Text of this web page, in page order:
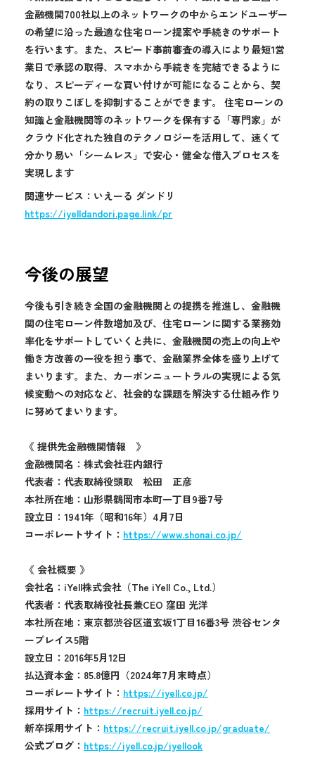
金融機関700社以上のネットワークの中からエンドユーザー
の希望に沿った最適な住宅ローン提案や手続きのサポート
を行います。また、スピード事前審査の導入により最短1営
業日で承認の取得、スマホから手続きを完結できるように
なり、スピーディーな買い付けが可能になることから、契
約の取りこぼしを抑制することができます。 住宅ローンの
知識と金融機関等のネットワークを保有する「専門家」が
クラウド化された独自のテクノロジーを活用して、速くて
分かり易い「シームレス」で安心・健全な借入プロセスを
実現します
関連サービス：いえーる ダンドリ
https://iyelldandori.page.link/pr
今後の展望
今後も引き続き全国の金融機関との提携を推進し、金融機
関の住宅ローン件数増加及び、住宅ローンに関する業務効
率化をサポートしていくと共に、金融機関の売上の向上や
働き方改善の一役を担う事で、金融業界全体を盛り上げて
まいります。また、カーボンニュートラルの実現による気
候変動への対応など、社会的な課題を解決する仕組み作り
に努めてまいります。
《 提供先金融機関情報 》
金融機関名：株式会社荘内銀行
代表者：代表取締役頭取 松田 正彦
本社所在地：山形県鶴岡市本町一丁目9番7号
設立日：1941年（昭和16年）4月7日
コーポレートサイト： https://www.shonai.co.jp/
《 会社概要 》
会社名：iYell株式会社（The iYell Co., Ltd.）
代表者：代表取締役社長兼CEO 窪田 光洋
本社所在地：東京都渋谷区道玄坂1丁目16番3号 渋谷センタ
ープレイス5階
設立日：2016年5月12日
払込資本金：85.8億円（2024年7月末時点）
コーポレートサイト： https://iyell.co.jp/
採用サイト： https://recruit.iyell.co.jp/
新卒採用サイト： https://recruit.iyell.co.jp/graduate/
公式ブログ： https://iyell.co.jp/iyellook